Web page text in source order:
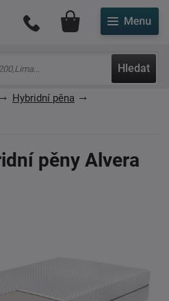
Hledat
Můj účet
Hybridní pěna
pěny Alvera